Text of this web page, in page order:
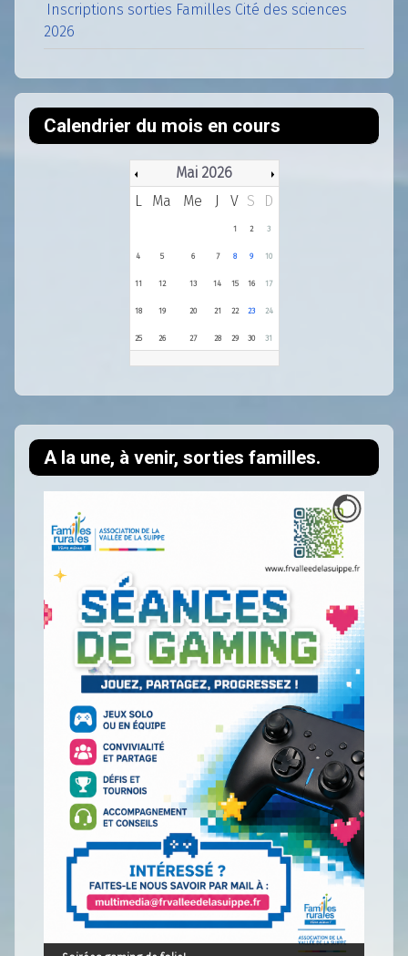
A la une, à venir, sorties familles.
Inscriptions sorties Familles Cité des sciences
2026
Calendrier du mois en cours
Mai 2026
L
Ma Me J V S D
1 2 3
4 5 6 7 8 9 10
11 12 13 14 15 16 17
18 19 20 21 22 23 24
25 26 27 28 29 30 31